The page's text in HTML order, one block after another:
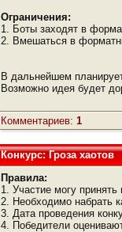
Ограничения:
1. Боты заходят в
2. Вмешаться в
В дальнейшем
Возможно идея будет
Комментариев:1
Конкурс: Гроза хаотов
Правила:
1. Участие могу
2. Необходимо набрать
3. Дата проведения
4. Победители